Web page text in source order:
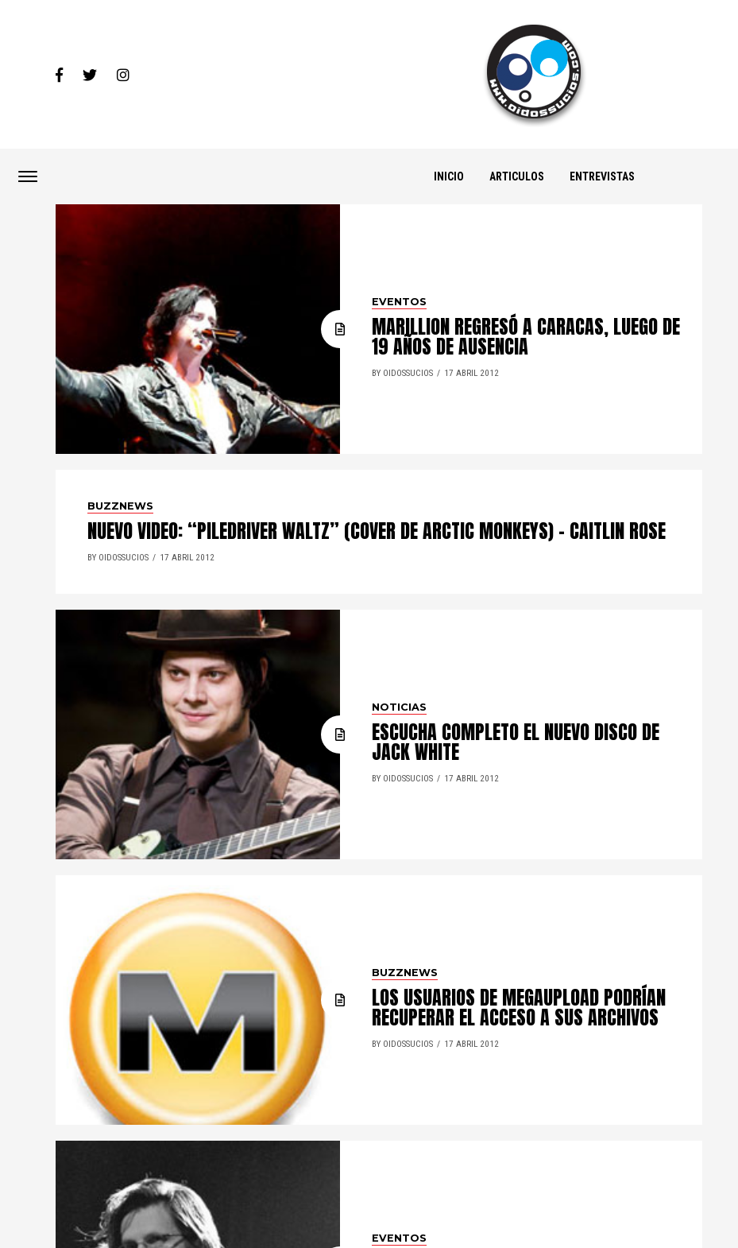
INICIO ARTICULOS ENTREVISTAS
EVENTOS
MARILLION REGRESÓ A CARACAS, LUEGO DE
19 AÑOS DE AUSENCIA
BY OIDOSSUCIOS 17 ABRIL 2012
BUZZNEWS
NUEVO VIDEO: “PILEDRIVER WALTZ” (COVER DE ARCTIC MONKEYS) – CAITLIN ROSE
BY OIDOSSUCIOS 17 ABRIL 2012
NOTICIAS
ESCUCHA COMPLETO EL NUEVO DISCO DE
JACK WHITE
BY OIDOSSUCIOS 17 ABRIL 2012
BUZZNEWS
LOS USUARIOS DE MEGAUPLOAD PODRÍAN
RECUPERAR EL ACCESO A SUS ARCHIVOS
BY OIDOSSUCIOS 17 ABRIL 2012
EVENTOS